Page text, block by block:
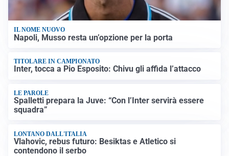
IL NOME NUOVO
Napoli, Musso resta un’opzione per la porta
TITOLARE IN CAMPIONATO
Inter, tocca a Pio Esposito: Chivu gli affida l’attacco
LE PAROLE
Spalletti prepara la Juve: “Con l’Inter servirà essere
squadra”
LONTANO DALL'ITALIA
Vlahovic, rebus futuro: Besiktas e Atletico si
contendono il serbo